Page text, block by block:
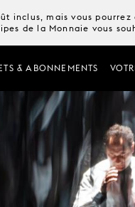
inclus, mais vous
de la Monnaie vous
& ABONNEMENTS